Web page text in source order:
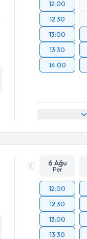
12:00
12:30
13:00
13:30
14:00
6 Ağu
Per
12:00
12:30
13:00
13:30